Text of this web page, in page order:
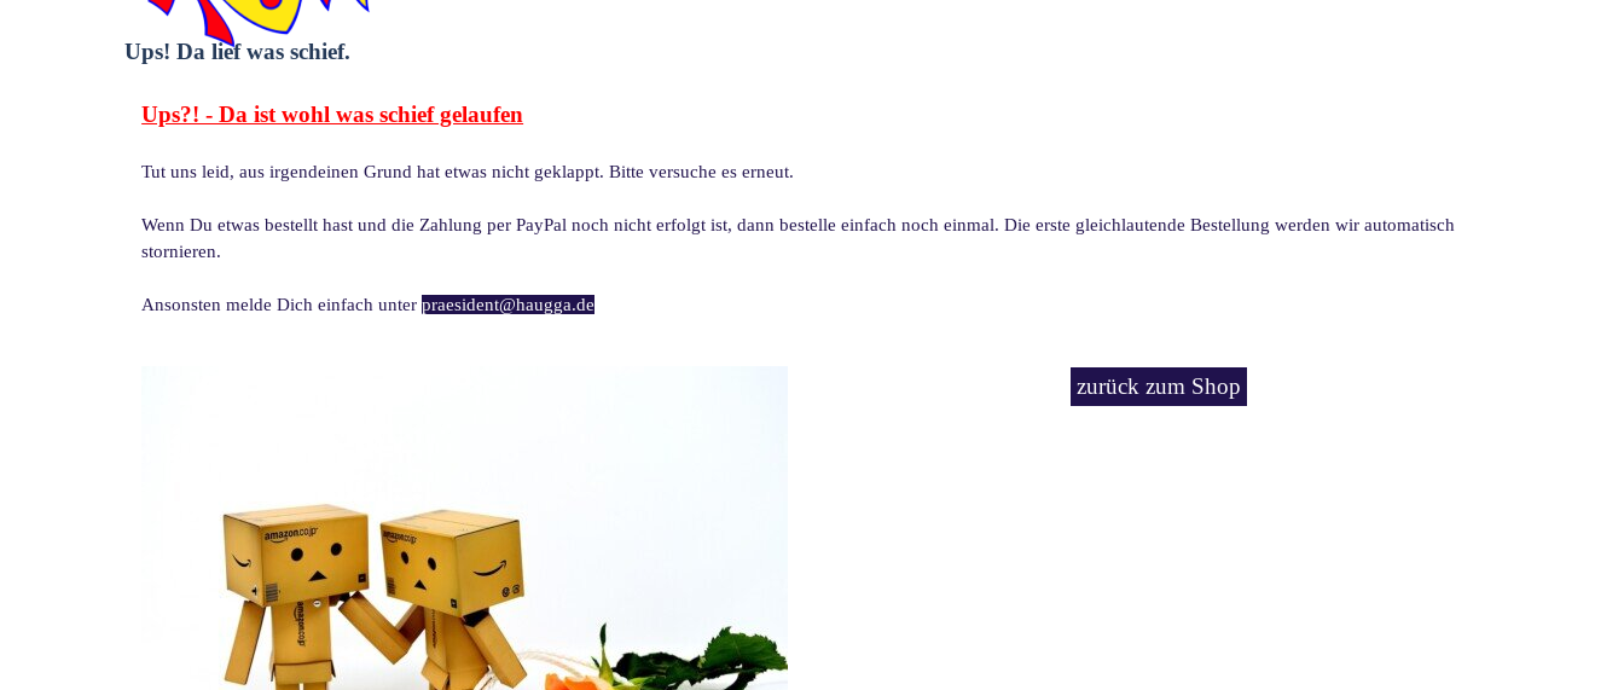
Ups! Da lief was schief.
Ups?! - Da ist wohl was schief gelaufen
Tut uns leid, aus irgendeinen Grund hat etwas nicht geklappt. Bitte versuche es erneut.
Wenn Du etwas bestellt hast und die Zahlung per PayPal noch nicht erfolgt ist, dann bestelle einfach noch einmal. Die erste gleichlautende Bestellung werden wir automatisch
stornieren.
Ansonsten melde Dich einfach unterpraesident@haugga.de
zurück zum Shop